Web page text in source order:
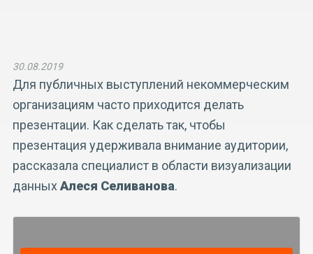
30.08.2019
Для публичных выступлений некоммерческим
организациям часто приходится делать
презентации. Как сделать так, чтобы
презентация удерживала внимание аудитории,
рассказала специалист в области визуализации
данныхАлеся Селиванова.